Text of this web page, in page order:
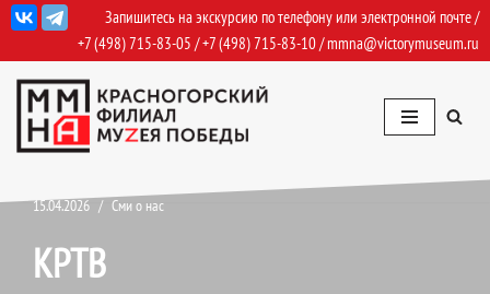
Перейти
к
содержимому
Запишитесь на экскурсию по телефону или электронной почте /
+7 (498) 715-83-05 /+7 (498) 715-83-10/mmna@victorymuseum.ru
15.04.2026 Сми о нас
КРТВ